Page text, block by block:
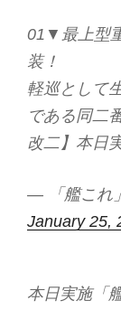
01▼最上型
装！
軽巡として
である同二
改二】本日
— 「艦これ
January 25,
本日実施「